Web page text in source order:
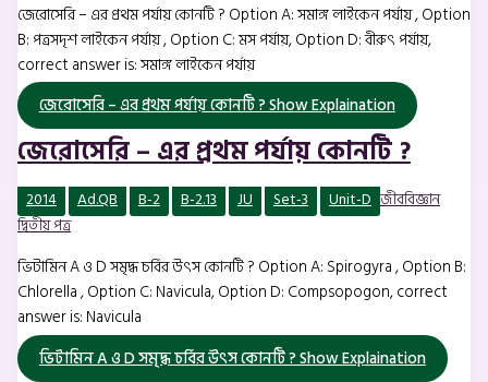
জেরোসেরি – এর প্রথম পর্যায় কোনটি ? Option A: সমাঙ্গ লাইকেন পর্যায় , Option
B: পত্রসদৃশ লাইকেন পর্যায় , Option C: মস পর্যায়, Option D: বীরুৎ পর্যায়,
correct answer is: সমাঙ্গ লাইকেন পর্যায়
জেরোসেরি – এর প্রথম পর্যায় কোনটি ?Show Explaination
জেরোসেরি – এর প্রথম পর্যায় কোনটি ?
2014 Ad.QB B-2 B-2.13 JU Set-3 Unit-D জীববিজ্ঞান
দ্বিতীয় পত্র
ভিটামিন A ও D সমৃদ্ধ চর্বির উৎস কোনটি ? Option A: Spirogyra , Option B:
Chlorella , Option C: Navicula, Option D: Compsopogon, correct
answer is: Navicula
ভিটামিন A ও D সমৃদ্ধ চর্বির উৎস কোনটি ?Show Explaination